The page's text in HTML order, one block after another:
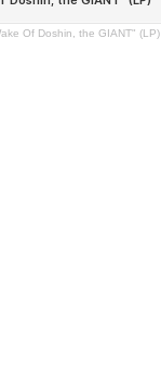
Of Doshin, the GIANT" (LP)